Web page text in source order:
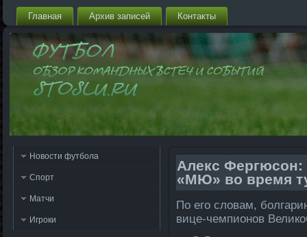
Главная Архив запи­сей Контакты
Новости футбола
Спорт
Матчи
Игроки
Але­кс Фергюсон:
«МЮ» во время
По его словам,
вице-чемпи­онов